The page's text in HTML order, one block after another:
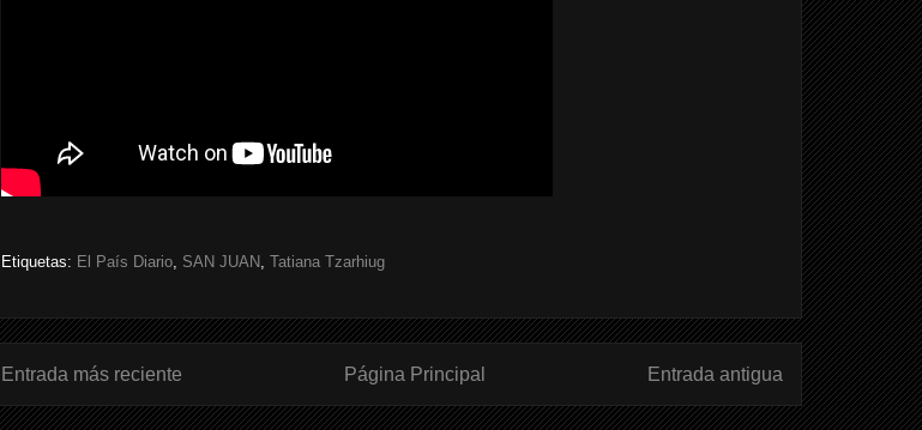
Etiquetas: El País Diario SAN JUAN Tatiana Tzarhiug
Entrada más reciente Entrada antigua
Página Principal